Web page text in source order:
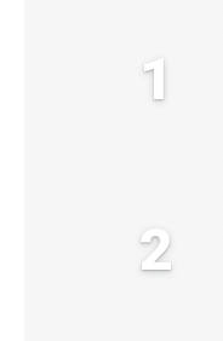
1
2